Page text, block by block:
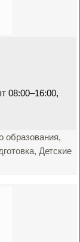
08:00–16:00,
образования,
Детские